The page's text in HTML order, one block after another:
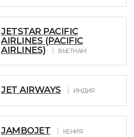
JETSTAR PACIFIC
AIRLINES (PACIFIC
AIRLINES)
ВЬЕТНАМ
JET AIRWAYS ИНДИЯ
JAMBOJET КЕНИЯ